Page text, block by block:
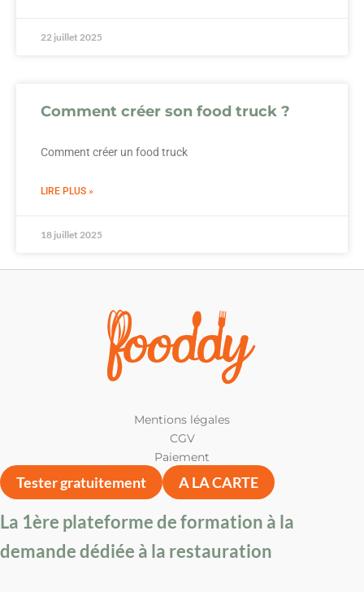
22 juillet 2025
Comment créer son food truck ?
Comment créer un food truck
LIRE PLUS »
18 juillet 2025
Mentions légales
CGV
Paiement
Tester gratuitement A LA CARTE
La 1ère plateforme de formation à la
demande dédiée à la restauration